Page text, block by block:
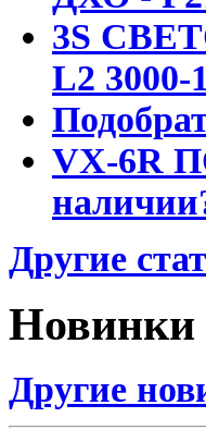
3S
L2 3000-
VX-6R
Другие
Новинки
Другие